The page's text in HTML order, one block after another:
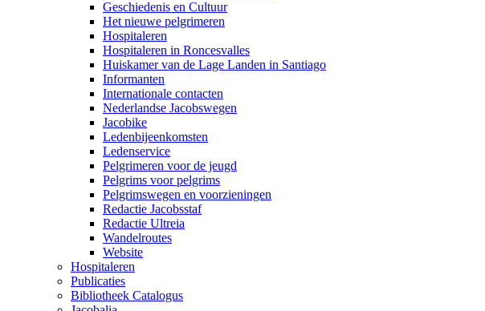
Geschiedenis en Cultuur
Het nieuwe pelgrimeren
Hospitaleren
Hospitaleren in Roncesvalles
Huiskamer van de Lage Landen in Santiago
Informanten
Internationale contacten
Nederlandse Jacobswegen
Jacobike
Ledenbijeenkomsten
Ledenservice
Pelgrimeren voor de jeugd
Pelgrims voor pelgrims
Pelgrimswegen en voorzieningen
Redactie Jacobsstaf
Redactie Ultreia
Wandelroutes
Website
Hospitaleren
Publicaties
Bibliotheek Catalogus